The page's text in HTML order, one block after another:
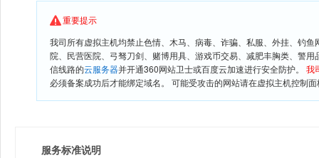
重要提示
我司所有虚拟主机均禁止色情、木马、病毒、诈骗、私服、外挂、钓
院、民营医院、弓驽刀剑、赌博用具、游戏币交易、减肥丰胸类、警
信线路的云服务器并开通360网站卫士或百度云加速进行安全防护。 我
必须备案成功后才能绑定域名。 可能受攻击的网站请在虚拟主机控制
服务标准说明